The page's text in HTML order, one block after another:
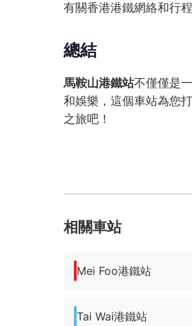
有關香港港鐵網絡和行
總結
馬鞍山港鐵站不僅僅是
和娛樂，這個車站為您
之旅吧！
相關車站
Mei Foo港鐵站
Tai Wai港鐵站